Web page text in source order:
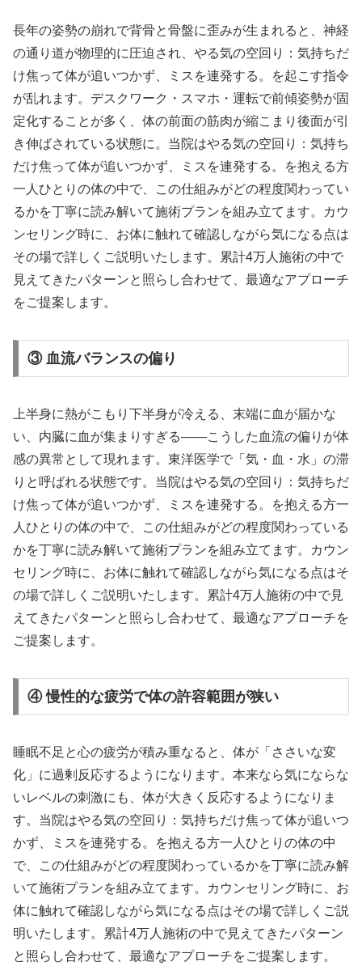
長年の姿勢の崩れで背骨と骨盤に歪みが生まれると、神経
の通り道が物理的に圧迫され、やる気の空回り：気持ちだ
け焦って体が追いつかず、ミスを連発する。を起こす指令
が乱れます。デスクワーク・スマホ・運転で前傾姿勢が固
定化することが多く、体の前面の筋肉が縮こまり後面が引
き伸ばされている状態に。当院はやる気の空回り：気持ち
だけ焦って体が追いつかず、ミスを連発する。を抱える方
一人ひとりの体の中で、この仕組みがどの程度関わってい
るかを丁寧に読み解いて施術プランを組み立てます。カウ
ンセリング時に、お体に触れて確認しながら気になる点は
その場で詳しくご説明いたします。累計4万人施術の中で
見えてきたパターンと照らし合わせて、最適なアプローチ
をご提案します。
③ 血流バランスの偏り
上半身に熱がこもり下半身が冷える、末端に血が届かな
い、内臓に血が集まりすぎる——こうした血流の偏りが体
感の異常として現れます。東洋医学で「気・血・水」の滞
りと呼ばれる状態です。当院はやる気の空回り：気持ちだ
け焦って体が追いつかず、ミスを連発する。を抱える方一
人ひとりの体の中で、この仕組みがどの程度関わっている
かを丁寧に読み解いて施術プランを組み立てます。カウン
セリング時に、お体に触れて確認しながら気になる点はそ
の場で詳しくご説明いたします。累計4万人施術の中で見
えてきたパターンと照らし合わせて、最適なアプローチを
ご提案します。
④ 慢性的な疲労で体の許容範囲が狭い
睡眠不足と心の疲労が積み重なると、体が「ささいな変
化」に過剰反応するようになります。本来なら気にならな
いレベルの刺激にも、体が大きく反応するようになりま
す。当院はやる気の空回り：気持ちだけ焦って体が追いつ
かず、ミスを連発する。を抱える方一人ひとりの体の中
で、この仕組みがどの程度関わっているかを丁寧に読み解
いて施術プランを組み立てます。カウンセリング時に、お
体に触れて確認しながら気になる点はその場で詳しくご説
明いたします。累計4万人施術の中で見えてきたパターン
と照らし合わせて、最適なアプローチをご提案します。